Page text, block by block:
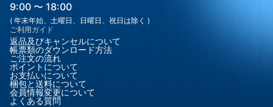
9:00 〜 18:00
( 年末年始、土曜日、日曜日、祝日は除く )
ご利用ガイド
返品及びキャンセルについて
帳票類のダウンロード方法
ご注文の流れ
ポイントについて
お支払いについて
梱包と送料について
会員情報変更について
よくある質問